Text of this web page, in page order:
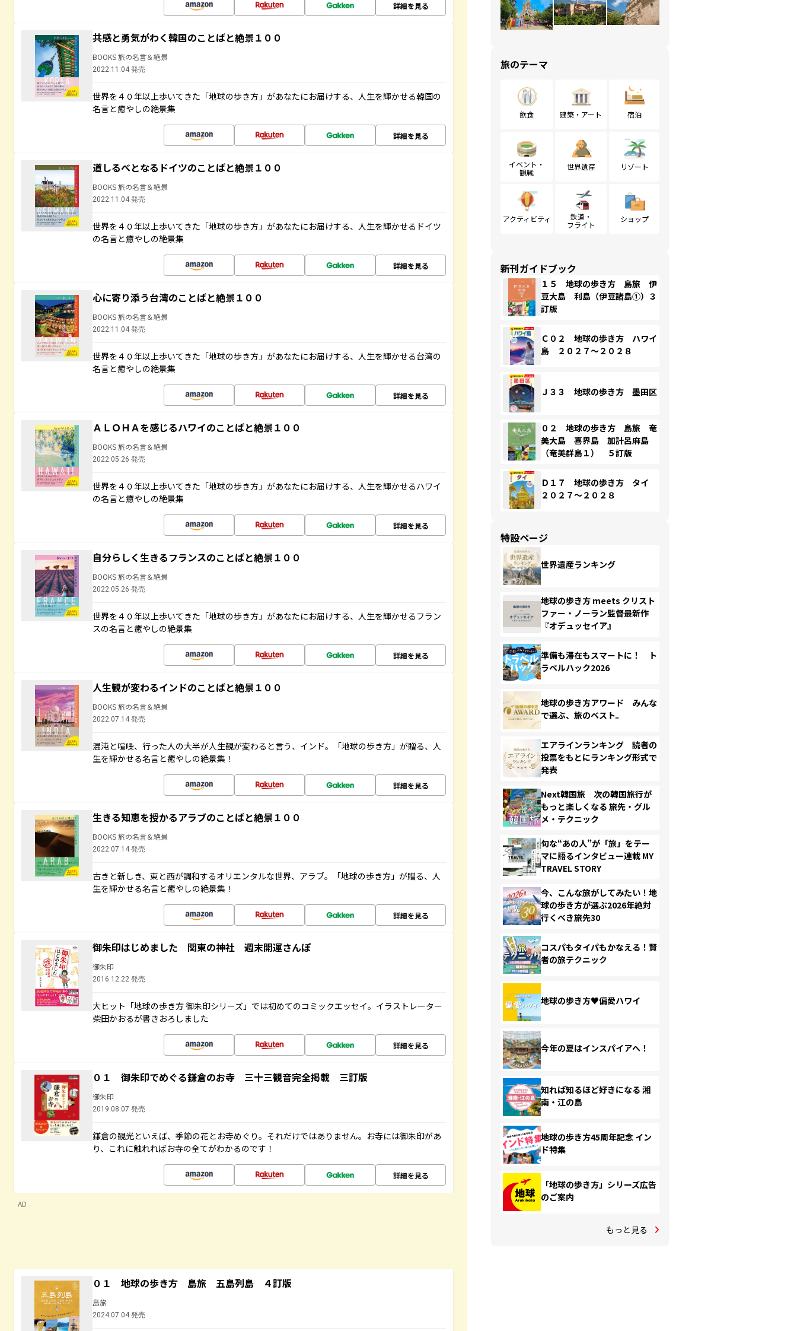
詳細を見る
共感と勇気がわく韓国のことばと絶景１００
BOOKS 旅の名言＆絶景
2022.11.04 発売
世界を４０年以上歩いてきた「地球の歩き方」があなたにお届けする、人生を輝かせる韓国の
名言と癒やしの絶景集
詳細を見る
道しるべとなるドイツのことばと絶景１００
BOOKS 旅の名言＆絶景
2022.11.04 発売
世界を４０年以上歩いてきた「地球の歩き方」があなたにお届けする、人生を輝かせるドイツ
の名言と癒やしの絶景集
詳細を見る
心に寄り添う台湾のことばと絶景１００
BOOKS 旅の名言＆絶景
2022.11.04 発売
世界を４０年以上歩いてきた「地球の歩き方」があなたにお届けする、人生を輝かせる台湾の
名言と癒やしの絶景集
詳細を見る
ＡＬＯＨＡを感じるハワイのことばと絶景１００
BOOKS 旅の名言＆絶景
2022.05.26 発売
世界を４０年以上歩いてきた「地球の歩き方」があなたにお届けする、人生を輝かせるハワイ
の名言と癒やしの絶景集
詳細を見る
自分らしく生きるフランスのことばと絶景１００
BOOKS 旅の名言＆絶景
2022.05.26 発売
世界を４０年以上歩いてきた「地球の歩き方」があなたにお届けする、人生を輝かせるフラン
スの名言と癒やしの絶景集
詳細を見る
人生観が変わるインドのことばと絶景１００
BOOKS 旅の名言＆絶景
2022.07.14 発売
混沌と喧噪、行った人の大半が人生観が変わると言う、インド。「地球の歩き方」が贈る、人
生を輝かせる名言と癒やしの絶景集！
詳細を見る
生きる知恵を授かるアラブのことばと絶景１００
BOOKS 旅の名言＆絶景
2022.07.14 発売
古きと新しき、東と西が調和するオリエンタルな世界、アラブ。「地球の歩き方」が贈る、人
生を輝かせる名言と癒やしの絶景集！
詳細を見る
御朱印はじめました 関東の神社 週末開運さんぽ
御朱印
2016.12.22 発売
大ヒット「地球の歩き方 御朱印シリーズ」では初めてのコミックエッセイ。イラストレーター
柴田かおるが書きおろしました
詳細を見る
０１ 御朱印でめぐる鎌倉のお寺 三十三観音完全掲載 三訂版
御朱印
2019.08.07 発売
鎌倉の観光といえば、季節の花とお寺めぐり。それだけではありません。お寺には御朱印があ
り、これに触れればお寺の全てがわかるのです！
詳細を見る
AD
０１ 地球の歩き方 島旅 五島列島 ４訂版
島旅
2024.07.04 発売
旅のテーマ
飲食 建築・アート 宿泊
イベント・
観戦
世界遺産 リゾート
アクティビティ
鉄道・
フライト
ショップ
新刊ガイドブック
１５ 地球の歩き方 島旅 伊
豆大島 利島（伊豆諸島①）３
訂版
Ｃ０２ 地球の歩き方 ハワイ
島 ２０２７～２０２８
Ｊ３３ 地球の歩き方 墨田区
０２ 地球の歩き方 島旅 奄
美大島 喜界島 加計呂麻島
（奄美群島１） ５訂版
Ｄ１７ 地球の歩き方 タイ
２０２７～２０２８
特設ページ
世界遺産ランキング
地球の歩き方 meets クリスト
ファー・ノーラン監督最新作
『オデュッセイア』
準備も滞在もスマートに！ ト
ラベルハック2026
地球の歩き方アワード みんな
で選ぶ、旅のベスト。
エアラインランキング 読者の
投票をもとにランキング形式で
発表
Next韓国旅 次の韓国旅行が
もっと楽しくなる 旅先・グル
メ・テクニック
旬な“あの人”が「旅」をテー
マに語るインタビュー連載 MY
TRAVEL STORY
今、こんな旅がしてみたい！地
球の歩き方が選ぶ2026年絶対
行くべき旅先30
コスパもタイパもかなえる！賢
者の旅テクニック
地球の歩き方♥偏愛ハワイ
今年の夏はインスパイアへ！
知れば知るほど好きになる 湘
南・江の島
地球の歩き方45周年記念 イン
ド特集
「地球の歩き方」シリーズ広告
のご案内
もっと見る